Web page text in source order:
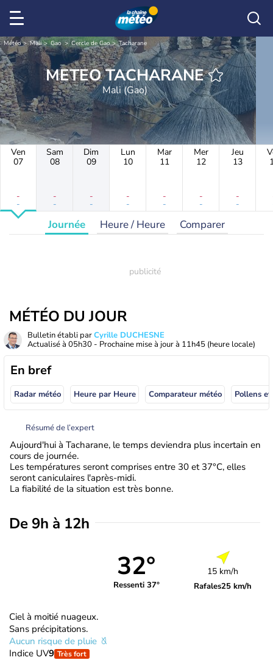
Météo Mali Gao Cercle de Gao Tacharane
METEO TACHARANE
Mali (Gao)
Ven
07
-
-
Sam
08
-
-
Dim
09
-
-
Lun
10
-
-
Mar
11
-
-
Mer
12
-
-
Jeu
13
-
-
Journée Heure / Heure Comparer
MÉTÉO DU JOUR
Bulletin établi parCyrille DUCHESNE
Actualisé à 05h30 - Prochaine mise à jour à 11h45 (heure locale)
En bref
Radar météo Heure par Heure Comparateur météo Pollens
Résumé de l’expert
Aujourd'hui à Tacharane, le temps deviendra plus incertain en
cours de journée.
Les températures seront comprises entre 30 et 37°C, elles
seront caniculaires l'après-midi.
La fiabilité de la situation est très bonne.
De 9h à 12h
32°
Ressenti 37°
15 km/h
Rafales25 km/h
Ciel à moitié nuageux.
Sans précipitations.
Aucun risque de pluie
Indice UV9 Très fort